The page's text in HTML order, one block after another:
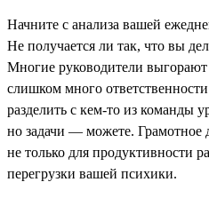
Начните с анализа вашей
Не получается ли так, что вы
Многие руководители выгорают
слишком много
разделить с кем-то из команды
но задачи — можете. Грамотное
не только для продуктивности
перегрузки вашей психики.